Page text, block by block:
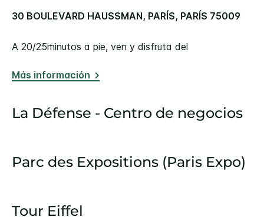
30 BOULEVARD HAUSSMAN, PARÍS, PARÍS 75009
A 20/25minutos a pie, ven y disfruta del
Más información
La Défense - Centro de negocios
Parc des Expositions (Paris Expo)
Tour Eiffel